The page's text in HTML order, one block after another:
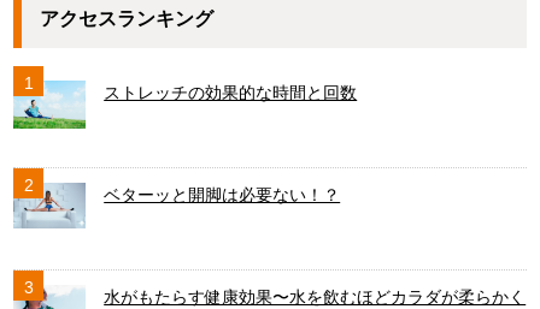
アクセスランキング
1 ストレッチの効果的な時間と回数
2 ベターッと開脚は必要ない！？
3
水がもたらす健康効果〜水を飲むほどカラダが柔らかく